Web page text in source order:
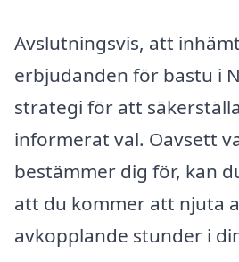
Avslutningsvis, att
erbjudanden för bastu i
strategi för att
informerat val. Oavsett
bestämmer dig för, kan
att du kommer att njuta
avkopplande stunder i